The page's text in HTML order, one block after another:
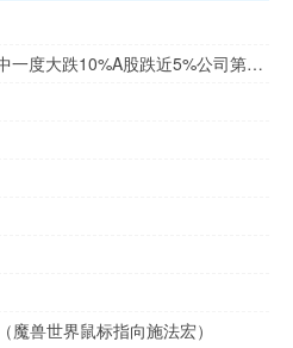
赣锋锂业(01772.HK)H股盘中一度大跌10%A股跌近5%公司第三季度净利润同比下降97.88%
兽世界鼠标指向施法宏）